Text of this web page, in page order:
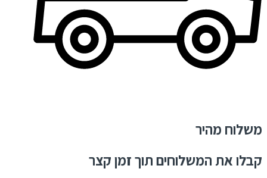
משלוח מהיר
קבלו את המשלוחים תוך זמן קצר